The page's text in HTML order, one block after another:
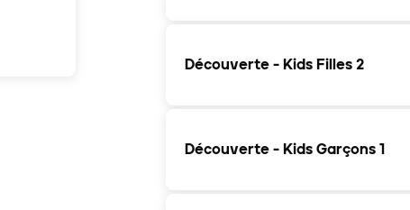
Découverte - Kids Filles 2
Découverte - Kids Garçons 1